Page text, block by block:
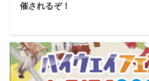
催されるぞ！